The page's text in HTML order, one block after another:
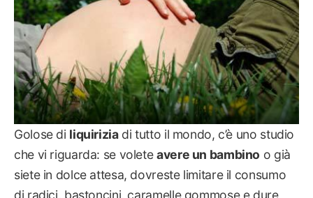
Golose di liquiriziadi tutto il mondo, c’è uno studio
che vi riguarda: se voleteavere un bambino o già
siete in dolce attesa, dovreste limitare il consumo
di radici, bastoncini, caramelle gommose e dure